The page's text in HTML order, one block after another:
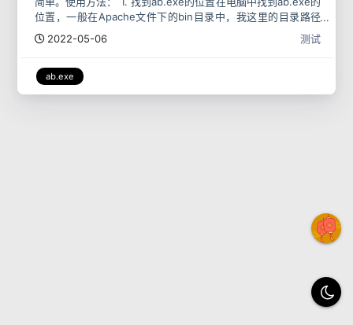
位置，一般在Apache文件下的bin目录中，我这里的目录路径
为：D:\software\php
2022-05-06 测试
ab.exe